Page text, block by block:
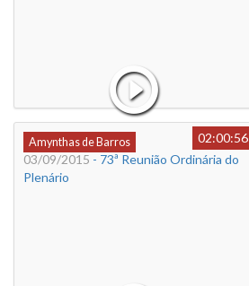
Amynthas de Barros
02:00:56
03/09/2015 - 73ª Reunião Ordinária do
Plenário